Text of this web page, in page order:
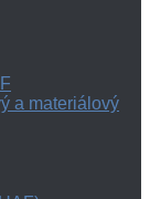
a materiálový